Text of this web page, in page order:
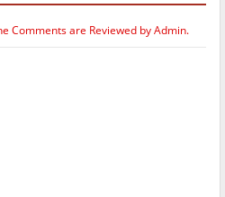
Comments are Reviewed by Admin.